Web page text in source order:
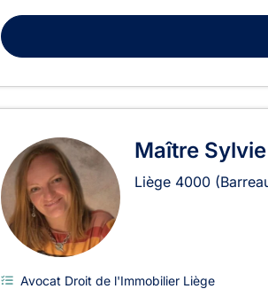
Maître Sylvie
Liège 4000
Avocat Droit de l'Immobilier Liège